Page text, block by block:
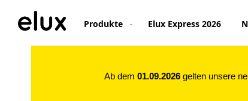
zumProdukte Elux Express 2026
Ab dem 01.09.2026gelten unsere